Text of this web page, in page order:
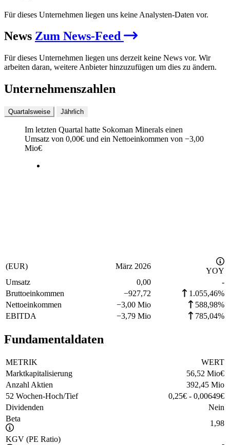
Für dieses Unternehmen liegen uns keine Analysten-Daten vor.
News Zum News-Feed
Für dieses Unternehmen liegen uns derzeit keine News vor. Wir
arbeiten daran, weitere Anbieter hinzuzufügen um dies zu ändern.
Unternehmenszahlen
Quartalsweise Jährlich
Im letzten Quartal hatte Sokoman Minerals einen
Umsatz von 0,00€ und ein Nettoeinkommen von −3,00
Mio€
(EUR) März 2026
YOY
Umsatz
0,00
-
Bruttoeinkommen
−927,72
1.055,46%
Nettoeinkommen
−3,00 Mio
588,98%
EBITDA
−3,79 Mio 785,04%
Fundamentaldaten
METRIK
WERT
Marktkapitalisierung
56,52 Mio€
Anzahl Aktien
392,45 Mio
52 Wochen-Hoch/Tief
0,25€ - 0,00649€
Dividenden
Nein
Beta
1,98
KGV (PE Ratio)